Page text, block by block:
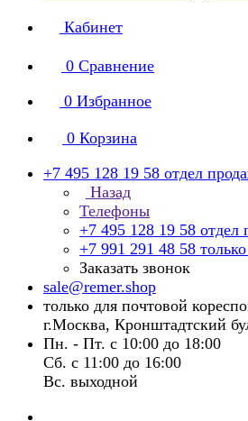
Кабинет
0 Сравнение
0 Избранное
0 Корзина
+7 495 128 19 58 отдел
Назад
Телефоны
+7 495 128 19 58 отдел
+7 991 291 48 58
Заказать звонок
sale@remer.shop
только для почтовой
г.Москва, Кронштадтский
Пн. - Пт. с 10:00 до 18:00
Сб. с 11:00 до 16:00
Вс. выходной